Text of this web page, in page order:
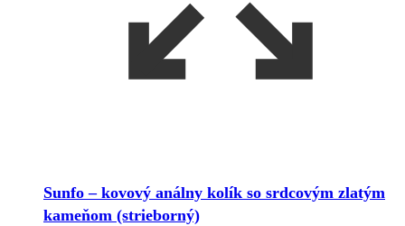
Sunfo – kovový análny kolík so srdcovým zlatým
kameňom (strieborný)